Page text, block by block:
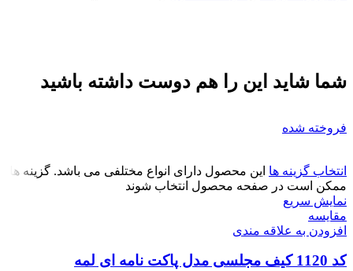
شما شاید این را هم دوست داشته باشید
فروخته شده
انتخاب گزینه ها این محصول دارای انواع مختلفی می باشد. گزینه ها
ممکن است در صفحه محصول انتخاب شوند
نمایش سریع
مقايسه
افزودن به علاقه مندی
کد 1120 کیف مجلسی مدل پاکت نامه ای لمه